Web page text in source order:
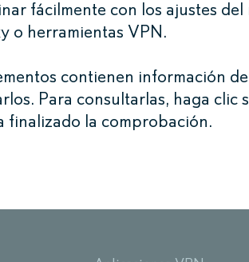
fácilmente con los ajustes
o herramientas VPN.
contienen información
Para consultarlas, haga clic
finalizado la comprobación.